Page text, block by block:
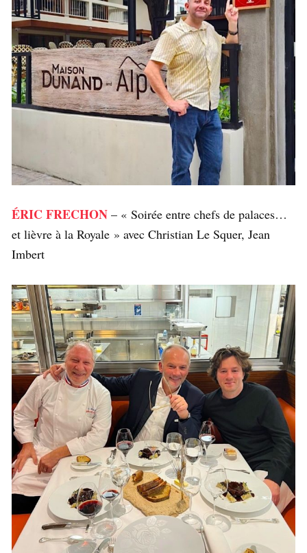
ÉRIC FRECHON – « Soirée entre chefs de palaces…
et lièvre à la Royale » avec Christian Le Squer, Jean
Imbert